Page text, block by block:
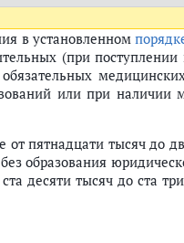
комиссии, комиссии
в установленном
(при поступлении
или при наличии
пятнадцати тысяч до
образования
десяти тысяч до ста